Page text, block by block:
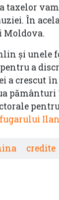
taxelor
În
Moldova.
și unele
a
a crescut
credite